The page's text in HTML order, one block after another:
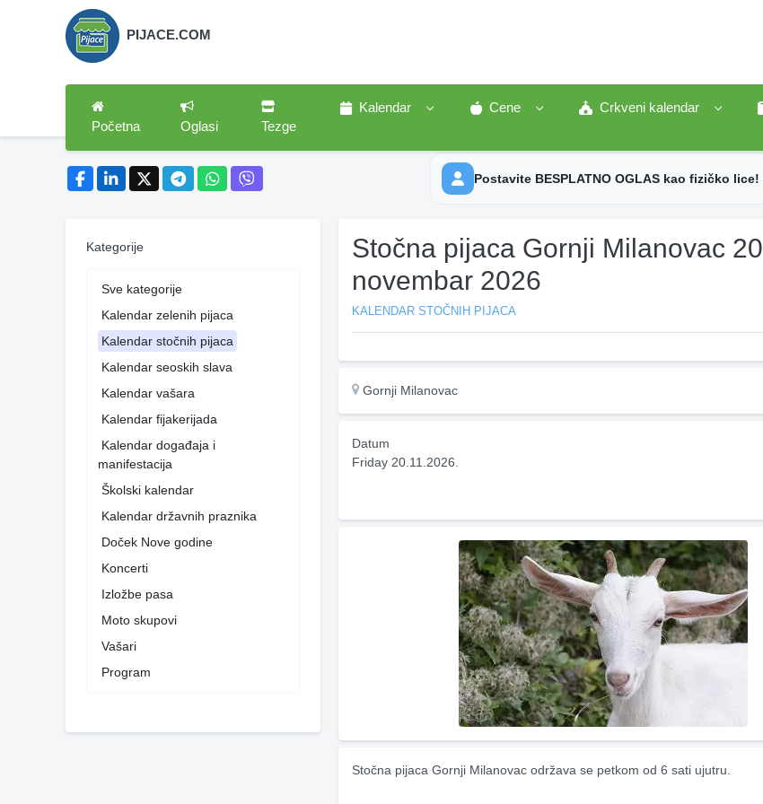
PIJACE.COM
Početna Oglasi Tezge
Kalendar Cene Crkveni kalendar
Postavite BESPLATNO OGLAS kao fizičko lice!
Kategorije
Sve kategorije
Kalendar zelenih pijaca
Kalendar stočnih pijaca
Kalendar seoskih slava
Kalendar vašara
Kalendar fijakerijada
Kalendar događaja i
manifestacija
Školski kalendar
Kalendar državnih praznika
Doček Nove godine
Koncerti
Izložbe pasa
Moto skupovi
Vašari
Program
Stočna pijaca Gornji Milanovac 20
novembar 2026
KALENDAR STOČNIH PIJACA
Gornji Milanovac
Datum
Friday 20.11.2026.
Stočna pijaca Gornji Milanovac održava se petkom od 6 sati ujutru.